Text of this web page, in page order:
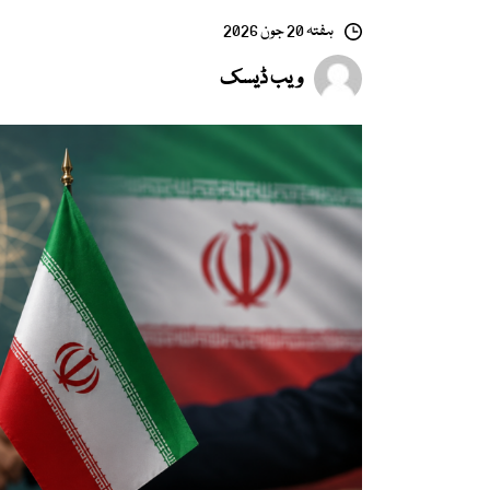
ہفتہ 20 جون 2026
ویب ڈیسک